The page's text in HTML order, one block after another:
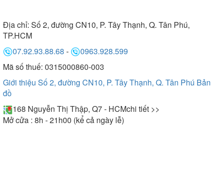
Địa chỉ: Số 2, đường CN10, P. Tây Thạnh, Q. Tân Phú,
TP.HCM
07.92.93.88.68 -
0963.928.599
Mã số thuế: 0315000860-003
Giới thiệu Số 2, đường CN10, P. Tây Thạnh, Q. Tân Phú Bản
đồ
168 Nguyễn Thị Thập, Q7 - HCMchi tiết >>
Mở cửa : 8h - 21h00 (kể cả ngày lễ)